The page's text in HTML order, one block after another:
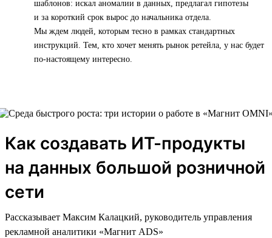
шаблонов: искал аномалии в данных, предлагал гипотезы
и за короткий срок вырос до начальника отдела.
Мы ждем людей, которым тесно в рамках стандартных
инструкций. Тем, кто хочет менять рынок ретейла, у нас будет
по-настоящему интересно.
Как создавать ИТ-продукты
на данных большой розничной
сети
Рассказывает Максим Калацкий, руководитель управления
рекламной аналитики «Магнит ADS»